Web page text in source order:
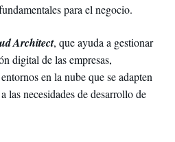
para el negocio.
Architect, que ayuda a gestionar
digital de las empresas,
en la nube que se adapten
las necesidades de desarrollo de